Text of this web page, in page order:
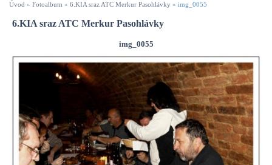
Úvod » Fotoalbum » 6.KIA sraz ATC Merkur Pasohlávky » img_0055
6.KIA sraz ATC Merkur Pasohlávky
img_0055